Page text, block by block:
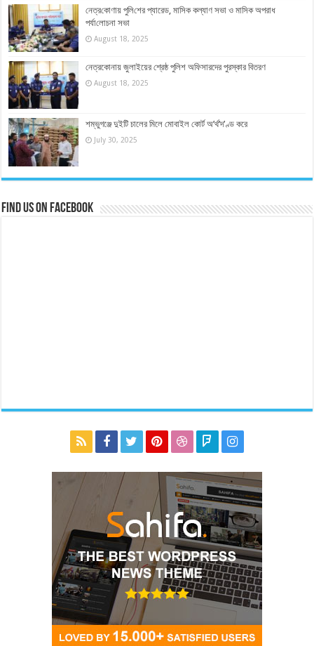
নেত্র‌কোণায় পু‌লি‌শের প্যারেড, মাসিক কল্যাণ সভা ও মাসিক অপরাধ
পর্যা‌লোচনা সভা
August 18, 2025
নেত্রকোনায় জুলাইয়ের শ্রেষ্ঠ পুলিশ অফিসারদের পুরস্কার বিতরণ
August 18, 2025
শম্ভুগঞ্জে দুইটি চালের মিলে মোবাইল কোর্ট অ’র্থ’দ’ণ্ড করে
July 30, 2025
Find us on Facebook